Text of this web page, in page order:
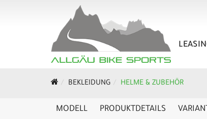
BEKLEIDUNG HELME & ZUBEHÖR
MODELL PRODUKTDETAILS